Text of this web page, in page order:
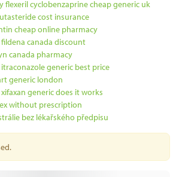
flexeril cyclobenzaprine cheap generic uk
cost insurance
cheap online pharmacy
canada discount
canada pharmacy
generic best price
generic london
generic does it works
without prescription
bez lékařského předpisu